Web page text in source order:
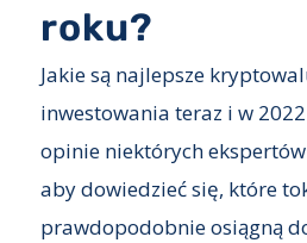
roku?
Jakie są najlepsze
inwestowania teraz i w
opinie niektórych
aby dowiedzieć się, które
prawdopodobnie osiągną